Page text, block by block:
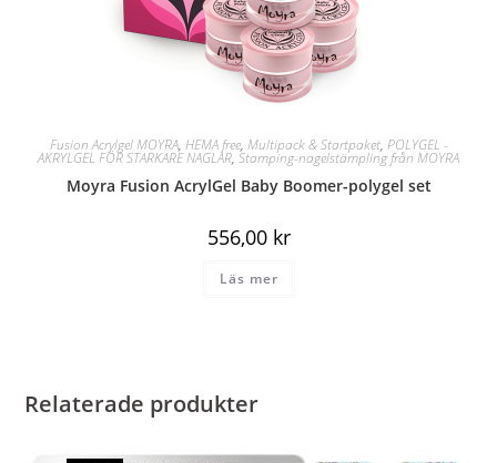
Fusion Acrylgel MOYRA, HEMA free, Multipack & Startpaket, POLYGEL -
AKRYLGEL FÖR STARKARE NAGLAR, Stamping-nagelstämpling från MOYRA
Moyra Fusion AcrylGel Baby Boomer-polygel set
556,00 kr
Läs mer
Relaterade produkter